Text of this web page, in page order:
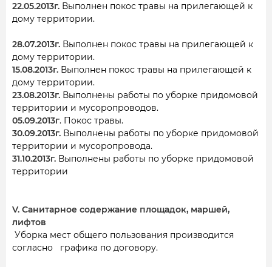
22.05.2013г. Выполнен покос травы на прилегающей к
дому территории.
28.07.2013г. Выполнен покос травы на прилегающей к
дому территории.
15.08.2013г. Выполнен покос травы на прилегающей к
дому территории.
23.08.2013г. Выполнены работы по уборке придомовой
территории и мусоропроводов.
05.09.2013г. Покос травы.
30.09.2013г. Выполнены работы по уборке придомовой
территории и мусоропровода.
31.10.2013г. Выполнены работы по уборке придомовой
территории
V. Санитарное содержание площадок, маршей,
лифтов
Уборка мест общего пользования производится
согласно графика по договору.